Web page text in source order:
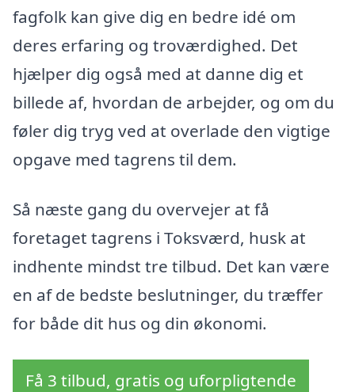
fagfolk kan give dig en bedre idé om
deres erfaring og troværdighed. Det
hjælper dig også med at danne dig et
billede af, hvordan de arbejder, og om du
føler dig tryg ved at overlade den vigtige
opgave med tagrens til dem.
Så næste gang du overvejer at få
foretaget tagrens i Toksværd, husk at
indhente mindst tre tilbud. Det kan være
en af de bedste beslutninger, du træffer
for både dit hus og din økonomi.
Få 3 tilbud, gratis og uforpligtende